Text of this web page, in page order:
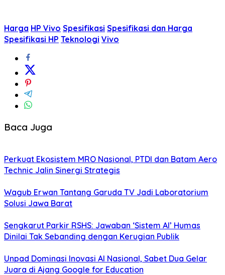
Harga HP Vivo Spesifikasi Spesifikasi dan Harga
Spesifikasi HP Teknologi Vivo
Baca Juga
Perkuat Ekosistem MRO Nasional, PTDI dan Batam Aero
Technic Jalin Sinergi Strategis
Wagub Erwan Tantang Garuda TV Jadi Laboratorium
Solusi Jawa Barat
Sengkarut Parkir RSHS: Jawaban ‘Sistem AI’ Humas
Dinilai Tak Sebanding dengan Kerugian Publik
Unpad Dominasi Inovasi AI Nasional, Sabet Dua Gelar
Juara di Ajang Google for Education